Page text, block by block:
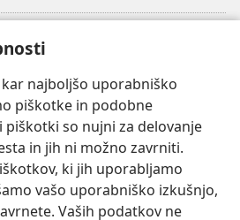
najboljšo uporabniško
piškotke in podobne
so nujni za delovanje
in jih ni možno zavrniti.
ki jih uporabljamo
vašo uporabniško izkušnjo,
Vaših podatkov ne
KNJIŽNICA™